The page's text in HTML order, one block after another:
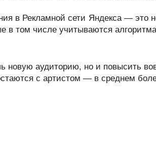
в Рекламной сети Яндекса — это
в том числе учитываются
новую аудиторию, но и повысить
с артистом — в среднем